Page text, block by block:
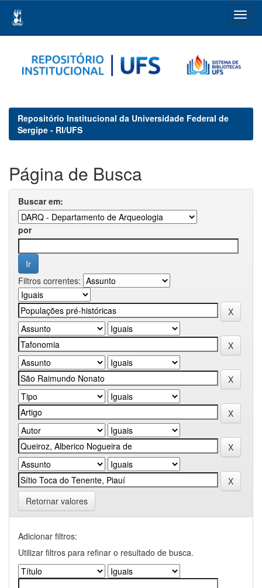
navigation
Repositório Institucional da Universidade Federal de
Sergipe - RI/UFS
Página de Busca
Buscar em:
por
Filtros correntes:
Retornar valores
Adicionar filtros:
Utilizar filtros para refinar o resultado de busca.